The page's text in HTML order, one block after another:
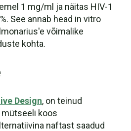
1 mg/ml ja näitas HIV-1
See annab head in vitro
võimalike
kohta.
Design, on teinud
koos
naftast saadud